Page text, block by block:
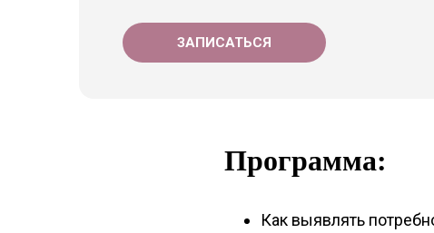
ЗАПИСАТЬСЯ
Программа:
Как выявлять